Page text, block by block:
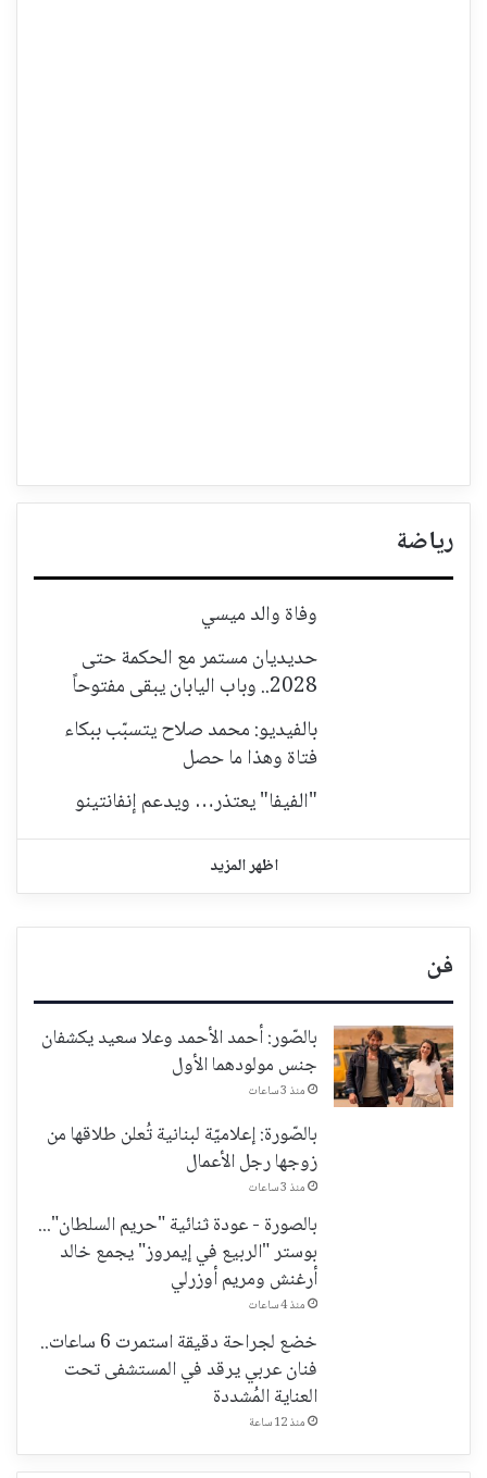
رياضة
وفاة والد ميسي
حديديان مستمر مع الحكمة حتى
2028.. وباب اليابان يبقى مفتوحاً
بالفيديو: محمد صلاح يتسبّب ببكاء
فتاة وهذا ما حصل
"الفيفا" يعتذر… ويدعم إنفانتينو
اظهر المزيد
فن
بالصّور: أحمد الأحمد وعلا سعيد يكشفان
جنس مولودهما الأول
منذ 3 ساعات
بالصّورة: إعلاميّة لبنانية تُعلن طلاقها من
زوجها رجل الأعمال
منذ 3 ساعات
بالصورة - عودة ثنائية "حريم السلطان"...
بوستر "الربيع في إيمروز" يجمع خالد
أرغنش ومريم أوزرلي
منذ 4 ساعات
خضع لجراحة دقيقة استمرت 6 ساعات..
فنان عربي يرقد في المستشفى تحت
العناية المُشددة
منذ 12 ساعة